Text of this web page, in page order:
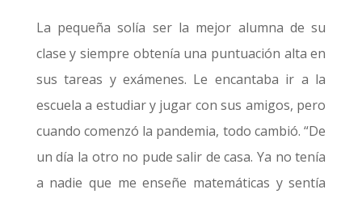
La pequeña solía ser la mejor alumna de su
clase y siempre obtenía una puntuación alta en
sus tareas y exámenes. Le encantaba ir a la
escuela a estudiar y jugar con sus amigos, pero
cuando comenzó la pandemia, todo cambió. “De
un día la otro no pude salir de casa. Ya no tenía
a nadie que me enseñe matemáticas y sentía